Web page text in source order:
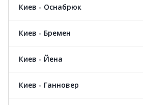
Киев - Оснабрюк
Киев - Бремен
Киев - Йена
Киев - Ганновер